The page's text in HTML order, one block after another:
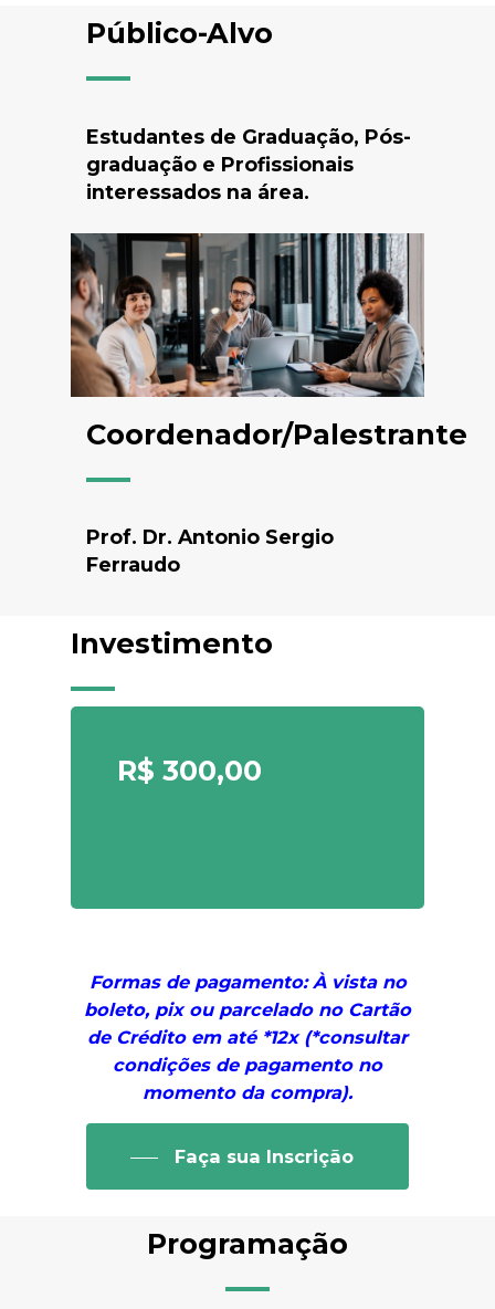
Público-Alvo
Estudantes de Graduação, Pós-
graduação e Profissionais
interessados na área.
Coordenador/Palestrante
Prof. Dr. Antonio Sergio
Ferraudo
Investimento
R$ 300,00
Formas de pagamento:À vista no
boleto, pix ou parcelado no Cartão
de Crédito em até *12x (*consultar
condições de pagamento no
momento da compra).
Faça sua Inscrição
Programação